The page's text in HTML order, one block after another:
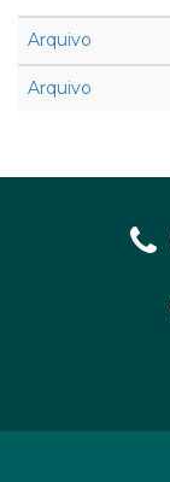
Arquivo
Arquivo